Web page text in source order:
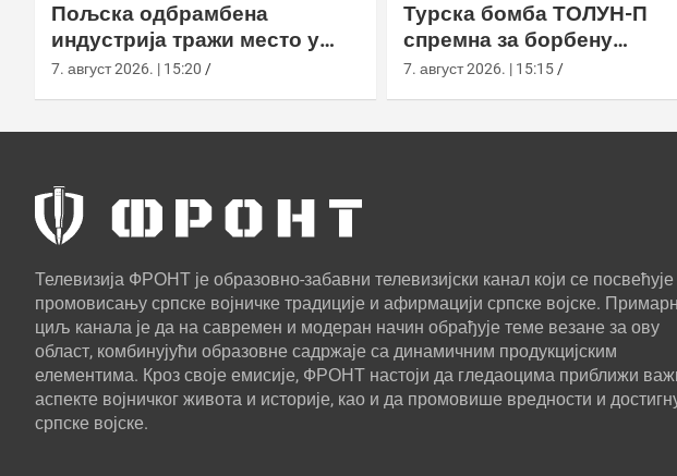
Пољска одбрамбена
индустрија тражи место у
европском противракетном
7. август 2026. | 15:20
Турска бомба ТОЛУН-П
спремна за борбену
употребу
7. август 2026. | 15:15
Телевизија ФРОНТ је образовно-забавни телевизијски канал који се посвећује
промовисању српске војничке традиције и афирмацији српске војске.
циљ канала је да на савремен и модеран начин обрађује теме везане за ову
област, комбинујући образовне садржаје са динамичним продукцијским
елементима. Кроз своје емисије, ФРОНТ настоји да гледаоцима приближи
аспекте војничког живота и историје, као и да промовише вредности и
српске војске.